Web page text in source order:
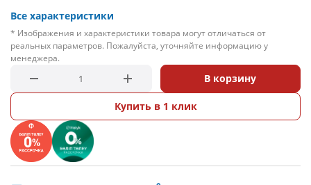
Все характеристики
* Изображения и характеристики товара могут отличаться от
реальных параметров. Пожалуйста, уточняйте информацию у
менеджера.
В корзину
Купить в 1 клик